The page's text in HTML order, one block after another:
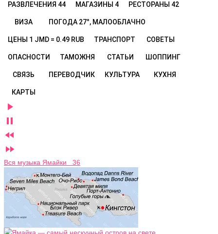
РАЗВЛЕЧЕНИЯ 44 МАГАЗИНЫ 4 РЕСТОРАНЫ 42
ВИЗА ПОГОДА 27°, МАЛООБЛАЧНО
ЦЕНЫ 1 JMD = 0.49 RUB ТРАНСПОРТ СОВЕТЫ
ОПАСНОСТИ ТАМОЖНЯ СТАТЬИ ШОППИНГ
СВЯЗЬ ПЕРЕВОДЧИК КУЛЬТУРА КУХНЯ
КАРТЫ




Вся музыка Ямайки 36